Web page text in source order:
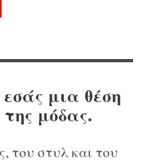
μια θέση
μόδας.
του στυλ και του